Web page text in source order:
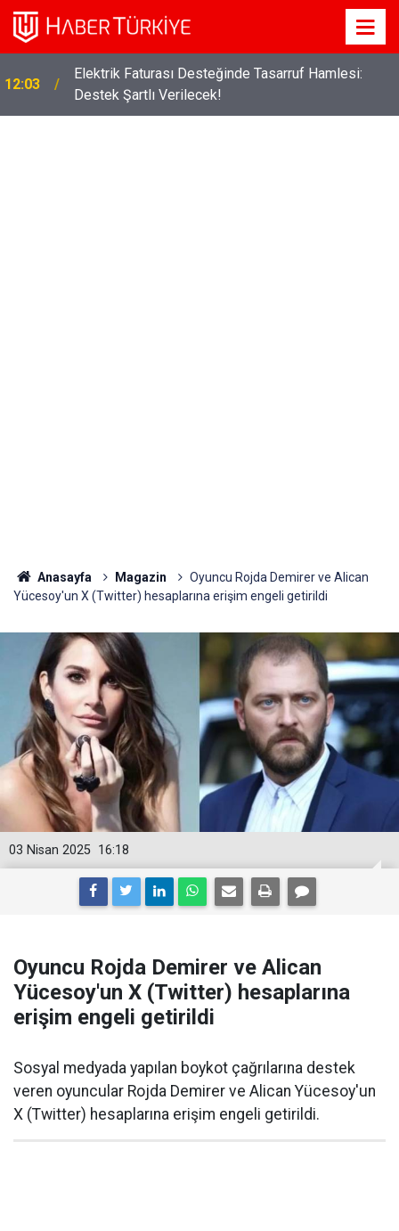
12:03
Elektrik Faturası Desteğinde Tasarruf Hamlesi:
Destek Şartlı Verilecek!
Anasayfa Magazin
Oyuncu Rojda Demirer ve Alican
Yücesoy'un X (Twitter) hesaplarına erişim engeli getirildi
16:18
03 Nisan 2025
Oyuncu Rojda Demirer ve Alican
Yücesoy'un X (Twitter) hesaplarına
erişim engeli getirildi
Sosyal medyada yapılan boykot çağrılarına destek
veren oyuncular Rojda Demirer ve Alican Yücesoy'un
X (Twitter) hesaplarına erişim engeli getirildi.